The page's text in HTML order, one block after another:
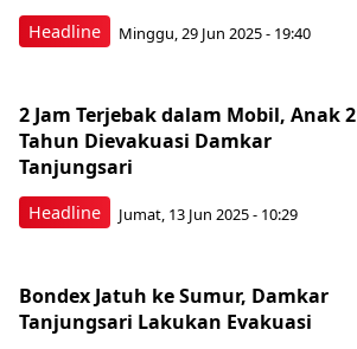
Headline Minggu, 29 Jun 2025 - 19:40
Headline
2 Jam Terjebak dalam Mobil, Anak 2
Tahun Dievakuasi Damkar
Tanjungsari
Jumat, 13 Jun 2025 - 10:29
Bondex Jatuh ke Sumur, Damkar
Tanjungsari Lakukan Evakuasi